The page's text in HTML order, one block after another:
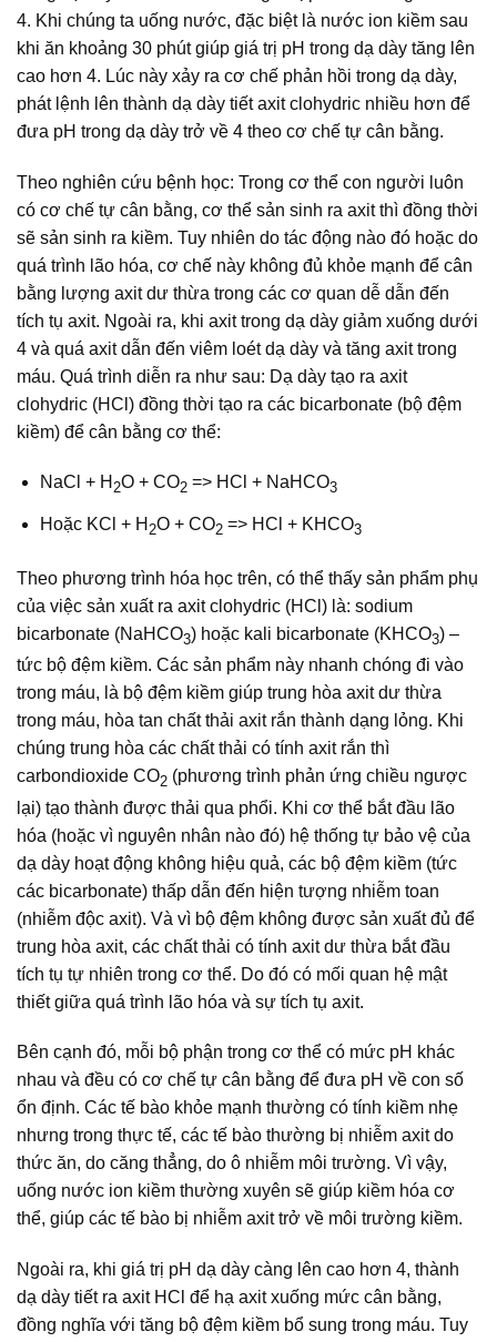
4. Khi chúng ta uống nước, đặc biệt là nước ion kiềm sau
khi ăn khoảng 30 phút giúp giá trị pH trong dạ dày tăng lên
cao hơn 4. Lúc này xảy ra cơ chế phản hồi trong dạ dày,
phát lệnh lên thành dạ dày tiết axit clohydric nhiều hơn để
đưa pH trong dạ dày trở về 4 theo cơ chế tự cân bằng.
Theo nghiên cứu bệnh học: Trong cơ thể con người luôn
có cơ chế tự cân bằng, cơ thể sản sinh ra axit thì đồng thời
sẽ sản sinh ra kiềm. Tuy nhiên do tác động nào đó hoặc do
quá trình lão hóa, cơ chế này không đủ khỏe mạnh để cân
bằng lượng axit dư thừa trong các cơ quan dễ dẫn đến
tích tụ axit. Ngoài ra, khi axit trong dạ dày giảm xuống dưới
4 và quá axit dẫn đến viêm loét dạ dày và tăng axit trong
máu. Quá trình diễn ra như sau: Dạ dày tạo ra axit
clohydric (HCl) đồng thời tạo ra các bicarbonate (bộ đệm
kiềm) để cân bằng cơ thể:
NaCl + H 2O + CO2 => HCl + NaHCO3
Hoặc KCl + H 2O + CO2=> HCl + KHCO3
Theo phương trình hóa học trên, có thể thấy sản phẩm phụ
của việc sản xuất ra axit clohydric (HCl) là: sodium
bicarbonate (NaHCO3) hoặc kali bicarbonate (KHCO3) –
tức bộ đệm kiềm. Các sản phẩm này nhanh chóng đi vào
trong máu, là bộ đệm kiềm giúp trung hòa axit dư thừa
trong máu, hòa tan chất thải axit rắn thành dạng lỏng. Khi
chúng trung hòa các chất thải có tính axit rắn thì
carbondioxide CO2 (phương trình phản ứng chiều ngược
lại) tạo thành được thải qua phổi. Khi cơ thể bắt đầu lão
hóa (hoặc vì nguyên nhân nào đó) hệ thống tự bảo vệ của
dạ dày hoạt động không hiệu quả, các bộ đệm kiềm (tức
các bicarbonate) thấp dẫn đến hiện tượng nhiễm toan
(nhiễm độc axit). Và vì bộ đệm không được sản xuất đủ để
trung hòa axit, các chất thải có tính axit dư thừa bắt đầu
tích tụ tự nhiên trong cơ thể. Do đó có mối quan hệ mật
thiết giữa quá trình lão hóa và sự tích tụ axit.
Bên cạnh đó, mỗi bộ phận trong cơ thể có mức pH khác
nhau và đều có cơ chế tự cân bằng để đưa pH về con số
ổn định. Các tế bào khỏe mạnh thường có tính kiềm nhẹ
nhưng trong thực tế, các tế bào thường bị nhiễm axit do
thức ăn, do căng thẳng, do ô nhiễm môi trường. Vì vậy,
uống nước ion kiềm thường xuyên sẽ giúp kiềm hóa cơ
thể, giúp các tế bào bị nhiễm axit trở về môi trường kiềm.
Ngoài ra, khi giá trị pH dạ dày càng lên cao hơn 4, thành
dạ dày tiết ra axit HCl để hạ axit xuống mức cân bằng,
đồng nghĩa với tăng bộ đệm kiềm bổ sung trong máu. Tuy